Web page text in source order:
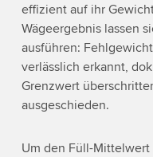
effizient auf ihr
Wägeergebnis lassen
ausführen:
verlässlich erkannt,
Grenzwert
ausgeschieden.
Um den Füll-